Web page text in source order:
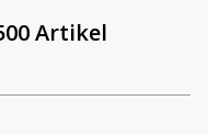
Artikel